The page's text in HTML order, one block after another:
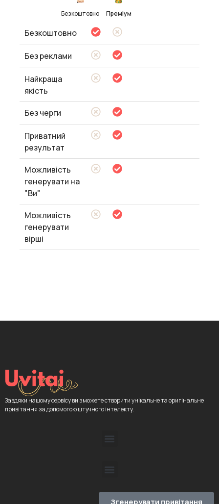
Безкоштовно Преміум
Безкоштовно
Без реклами
Найкраща
якість
Без черги
Приватний
результат
Можливість
генерувати на
"Ви"
Можливість
генерувати
вірші
Завдяки нашому сервісу ви зможете створити унікальне та оригінальне
привітання за допомогою штучного інтелекту.
Згенерувати привітання